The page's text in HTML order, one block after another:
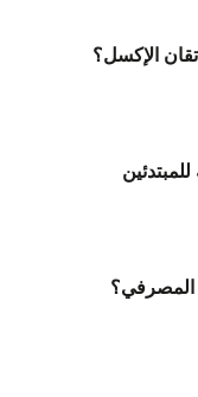
الإكسل؟
المصرفي؟